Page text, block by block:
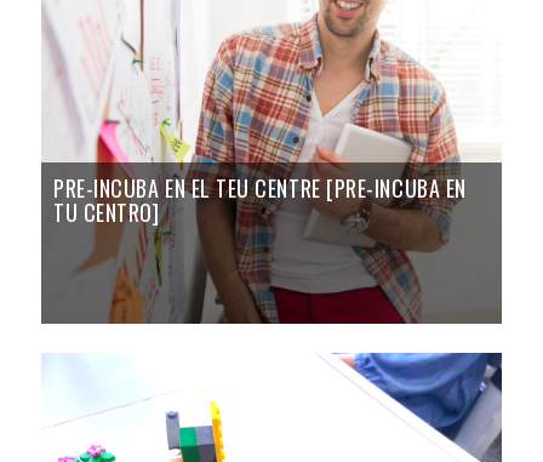
PRE-INCUBA EN EL TEU CENTRE [PRE-INCUBA EN
TU CENTRO]